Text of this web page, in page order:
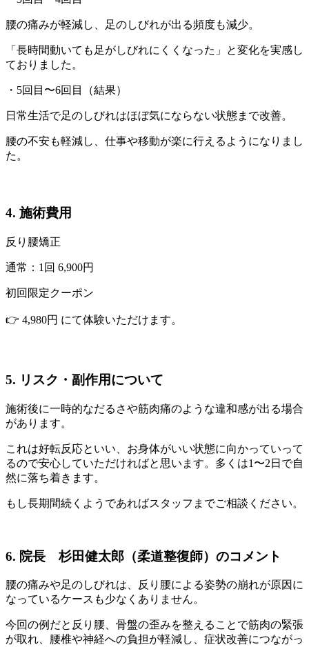
腰の痛みが軽減し、足のしびれが出る頻度も減少。
「長時間動いても足がしびれにくくなった」と変化を実感し
ておりました。
・5回目〜6回目（結果）
日常生活で足のしびれはほぼ気にならない状態まで改善。
腰の不安も軽減し、仕事や移動が楽に行えるようになりまし
た。
4. 施術費用
反り腰矯正
通常：1回 6,900円
初回限定クーポン
👉 4,980円 にて体験いただけます。
5. リスク・副作用について
施術後に一時的なだるさや筋肉痛のような違和感が出る場合
があります。
これは好転反応といい、お身体がいい状態に向かっていって
るので安心していただければと思います。多くは1〜2日で自
然に落ち着きます。
もし長期間続くようであればスタッフまでご相談ください。
6. 院長 杉田健太郎（柔道整復師）のコメント
腰の痛みや足のしびれは、反り腰による姿勢の崩れが原因に
なっているケースも少なくありません。
今回の例だと反り腰、骨盤の歪みを整えることで筋肉の緊張
が取れ、腰椎や神経への負担が軽減し、症状改善につながっ